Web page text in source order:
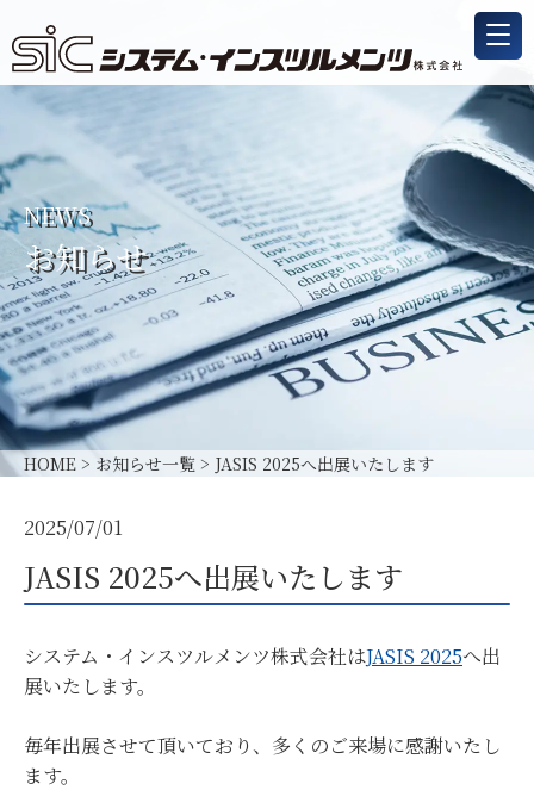
NEWS
お知らせ
HOME > お知らせ一覧 > JASIS 2025へ出展いたします
2025/07/01
JASIS 2025へ出展いたします
システム・インスツルメンツ株式会社はJASIS 2025へ出
展いたします。
毎年出展させて頂いており、多くのご来場に感謝いたし
ます。